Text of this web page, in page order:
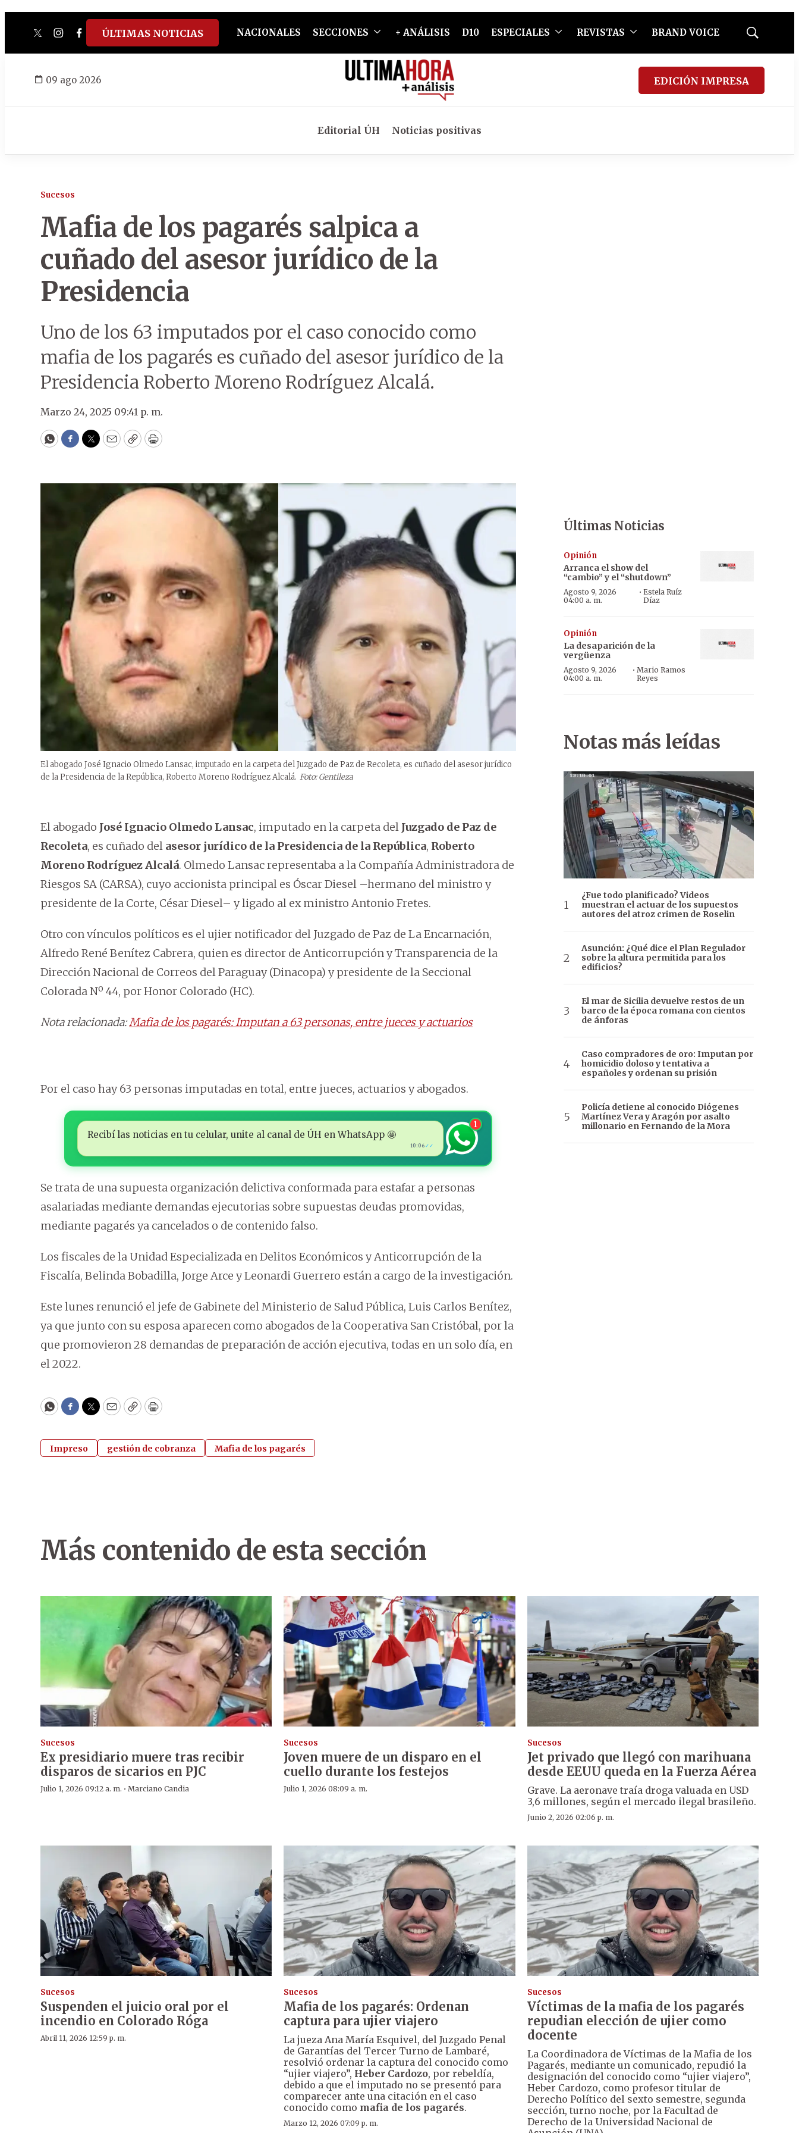
twitterinstagram
facebook
tiktokyoutube
spotify
ÚLTIMAS NOTICIAS NACIONALES SECCIONES + ANÁLISIS D10 ESPECIALES REVISTAS BRAND VOICE
Mostrar
09 ago 2026 EDICIÓN IMPRESA
Editorial ÚH Noticias positivas
Sucesos
Mafia de los pagarés salpica a
cuñado del asesor jurídico de la
Presidencia
Uno de los 63 imputados por el caso conocido como
mafia de los pagarés es cuñado del asesor jurídico de la
Presidencia Roberto Moreno Rodríguez Alcalá.
Marzo 24, 2025 09:41 p. m.
WhatsApp
Facebook
Twitter
EmailCopyPrint
El abogado José Ignacio Olmedo Lansac, imputado en la carpeta del Juzgado de Paz de Recoleta, es cuñado del asesor jurídico
de la Presidencia de la República, Roberto Moreno Rodríguez Alcalá. Foto: Gentileza
El abogado José Ignacio Olmedo Lansac, imputado en la carpeta del Juzgado de Paz de
Recoleta, es cuñado del asesor jurídico de la Presidencia de la República, Roberto
Moreno Rodríguez Alcalá. Olmedo Lansac representaba a la Compañía Administradora de
Riesgos SA (CARSA), cuyo accionista principal es Óscar Diesel –hermano del ministro y
presidente de la Corte, César Diesel– y ligado al ex ministro Antonio Fretes.
Otro con vínculos políticos es el ujier notificador del Juzgado de Paz de La Encarnación,
Alfredo René Benítez Cabrera, quien es director de Anticorrupción y Transparencia de la
Dirección Nacional de Correos del Paraguay (Dinacopa) y presidente de la Seccional
Colorada Nº 44, por Honor Colorado (HC).
Nota relacionada:Mafia de los pagarés: Imputan a 63 personas, entre jueces y actuarios
Por el caso hay 63 personas imputadas en total, entre jueces, actuarios y abogados.
Recibí las noticias en tu celular, unite al canal de ÚH en WhatsApp 🤩
10:06 ✓✓
1
Se trata de una supuesta organización delictiva conformada para estafar a personas
asalariadas mediante demandas ejecutorias sobre supuestas deudas promovidas,
mediante pagarés ya cancelados o de contenido falso.
Los fiscales de la Unidad Especializada en Delitos Económicos y Anticorrupción de la
Fiscalía, Belinda Bobadilla, Jorge Arce y Leonardi Guerrero están a cargo de la investigación.
Este lunes renunció el jefe de Gabinete del Ministerio de Salud Pública, Luis Carlos Benítez,
ya que junto con su esposa aparecen como abogados de la Cooperativa San Cristóbal, por la
que promovieron 28 demandas de preparación de acción ejecutiva, todas en un solo día, en
el 2022.
WhatsApp
Facebook
Twitter
EmailCopyPrint
Impreso gestión de cobranza Mafia de los pagarés
Últimas Noticias
Opinión
Arranca el show del
“cambio” y el “shutdown”
Agosto 9, 2026
04:00 a. m.
·Estela Ruíz
Díaz
Opinión
La desaparición de la
vergüenza
Agosto 9, 2026
04:00 a. m.
· Mario Ramos
Reyes
Notas más leídas
¿Fue todo planificado? Videos
muestran el actuar de los supuestos
autores del atroz crimen de Roselin
Asunción: ¿Qué dice el Plan Regulador
sobre la altura permitida para los
edificios?
El mar de Sicilia devuelve restos de un
barco de la época romana con cientos
de ánforas
Caso compradores de oro: Imputan por
homicidio doloso y tentativa a
españoles y ordenan su prisión
Policía detiene al conocido Diógenes
Martínez Vera y Aragón por asalto
millonario en Fernando de la Mora
Más contenido de esta sección
Sucesos
Ex presidiario muere tras recibir
disparos de sicarios en PJC
Julio 1, 2026 09:12 a. m. · Marciano Candia
Sucesos
Joven muere de un disparo en el
cuello durante los festejos
Julio 1, 2026 08:09 a. m.
Sucesos
Jet privado que llegó con marihuana
desde EEUU queda en la Fuerza Aérea
Grave. La aeronave traía droga valuada en USD
3,6 millones, según el mercado ilegal brasileño.
Junio 2, 2026 02:06 p. m.
Sucesos
Suspenden el juicio oral por el
incendio en Colorado Róga
Abril 11, 2026 12:59 p. m.
Sucesos
Mafia de los pagarés: Ordenan
captura para ujier viajero
La jueza Ana María Esquivel, del Juzgado Penal
de Garantías del Tercer Turno de Lambaré,
resolvió ordenar la captura del conocido como
“ujier viajero”, Heber Cardozo, por rebeldía,
debido a que el imputado no se presentó para
comparecer ante una citación en el caso
conocido como mafia de los pagarés.
Marzo 12, 2026 07:09 p. m.
Sucesos
Víctimas de la mafia de los pagarés
repudian elección de ujier como
docente
La Coordinadora de Víctimas de la Mafia de los
Pagarés, mediante un comunicado, repudió la
designación del conocido como “ujier viajero”,
Heber Cardozo, como profesor titular de
Derecho Político del sexto semestre, segunda
sección, turno noche, por la Facultad de
Derecho de la Universidad Nacional de